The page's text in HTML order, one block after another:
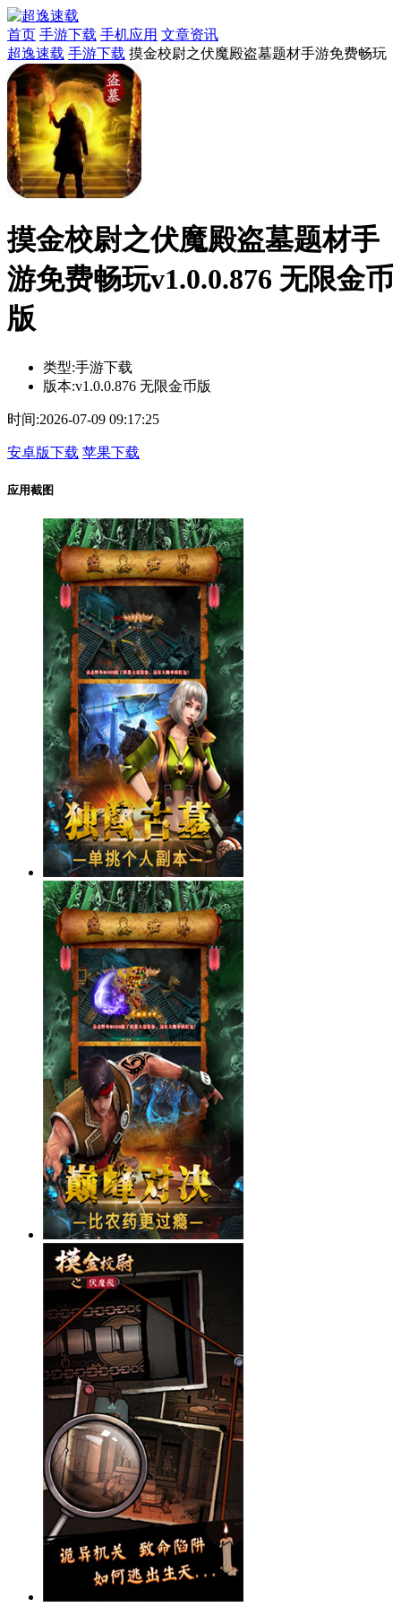
首页 手游下载 手机应用 文章资讯
超逸速载 手游下载 摸金校尉之伏魔殿盗墓题材手游免费畅玩
摸金校尉之伏魔殿盗墓题材手
游免费畅玩v1.0.0.876 无限金币
版
类型:手游下载
版本:v1.0.0.876 无限金币版
时间:2026-07-09 09:17:25
安卓版下载 苹果下载
应用截图